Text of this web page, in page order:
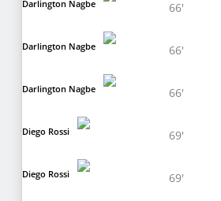
Darlington Nagbe 66'
Darlington Nagbe 66'
Darlington Nagbe 66'
Diego Rossi 69'
Diego Rossi 69'